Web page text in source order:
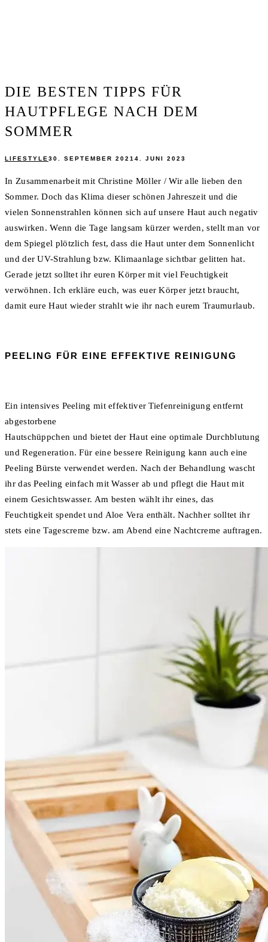
DIE BESTEN TIPPS FÜR
HAUTPFLEGE NACH DEM
SOMMER
LIFESTYLE 30. SEPTEMBER 2021 4. JUNI 2023
In Zusammenarbeit mit Christine Möller / Wir alle lieben den
Sommer. Doch das Klima dieser schönen Jahreszeit und die
vielen Sonnenstrahlen können sich auf unsere Haut auch negativ
auswirken. Wenn die Tage langsam kürzer werden, stellt man vor
dem Spiegel plötzlich fest, dass die Haut unter dem Sonnenlicht
und der UV-Strahlung bzw. Klimaanlage sichtbar gelitten hat.
Gerade jetzt solltet ihr euren Körper mit viel Feuchtigkeit
verwöhnen. Ich erkläre euch, was euer Körper jetzt braucht,
damit eure Haut wieder strahlt wie ihr nach eurem Traumurlaub.
PEELING FÜR EINE EFFEKTIVE REINIGUNG
Ein intensives Peeling mit effektiver Tiefenreinigung entfernt
abgestorbene
Hautschüppchen und bietet der Haut eine optimale Durchblutung
und Regeneration. Für eine bessere Reinigung kann auch eine
Peeling Bürste verwendet werden. Nach der Behandlung wascht
ihr das Peeling einfach mit Wasser ab und pflegt die Haut mit
einem Gesichtswasser. Am besten wählt ihr eines, das
Feuchtigkeit spendet und Aloe Vera enthält. Nachher solltet ihr
stets eine Tagescreme bzw. am Abend eine Nachtcreme auftragen.